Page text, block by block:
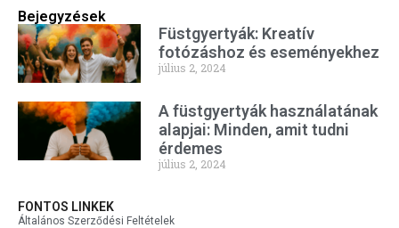
Bejegyzések
Füstgyertyák: Kreatív
fotózáshoz és eseményekhez
július 2, 2024
A füstgyertyák használatának
alapjai: Minden, amit tudni
érdemes
július 2, 2024
FONTOS LINKEK
Általános Szerződési Feltételek